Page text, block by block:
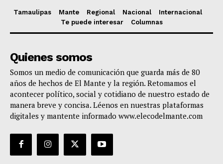
Tamaulipas Mante Regional Nacional
Internacional
Te puede interesar
Columnas
Quienes somos
Somos un medio de comunicación que guarda más de 80
años de hechos de El Mante y la región. Retomamos el
acontecer político, social y cotidiano de nuestro estado de
manera breve y concisa. Léenos en nuestras plataformas
digitales y mantente informado www.elecodelmante.com